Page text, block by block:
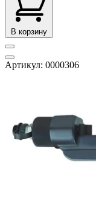
В корзину
Артикул: 0000306